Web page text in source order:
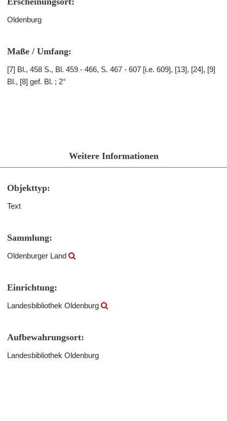
Oldenburg
Maße / Umfang:
[7] Bl., 458 S., Bl. 459 - 466, S. 467 - 607 [i.e. 609], [13], [24], [9]
Bl., [8] gef. Bl. ; 2°
Weitere Informationen
Objekttyp:
Text
Sammlung:
Oldenburger Land
Einrichtung:
Landesbibliothek Oldenburg
Aufbewahrungsort:
Landesbibliothek Oldenburg